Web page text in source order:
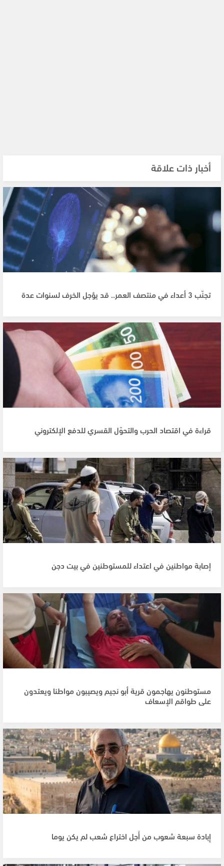
أخبار ذات علاقة
تجنّب 3 أعداء في منتصف العمر.. قد يؤجل الخرف لسنوات عدة
قراءة في اقتصاد الحرب والتحوّل القسري للدفع الإلكتروني
إصابة مواطنين في اعتداء للمستوطنين في بيت دجن
مستوطنون يهاجمون قرية أبو نجيم ويصيبون مواطنا ويعتدون
على طواقم الإسعاف
إِبادة سبعة شعوب من أَجل اختراع شعب لم يكن يوما